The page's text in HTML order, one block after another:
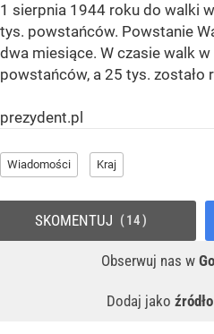
1 sierpnia 1944 roku do walki
tys. powstańców. Powstanie
dwa miesiące. W czasie walk
powstańców, a 25 tys. zostało
prezydent.pl
Wiadomości Kraj
Obserwuj nas w
Dodaj jako
SKOMENTUJ 14